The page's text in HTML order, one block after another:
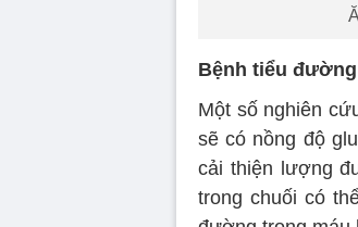
Bệnh tiểu đường
Một số nghiên
sẽ có nồng độ
cải thiện lượng
trong chuối có